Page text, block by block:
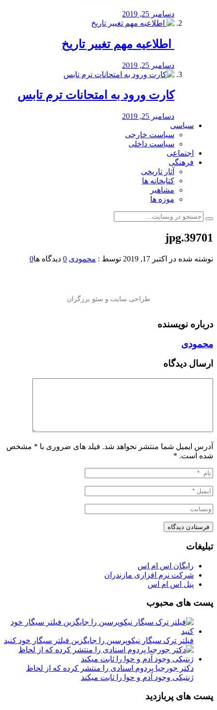
دسامبر 25, 2019
️ اطلاعیه مهم تغییر تاریخ
دسامبر 25, 2019
کارت ورود به امتحانات ترم تابس
دسامبر 25, 2019
سیاسی
سیاست خارجی
سیاست داخلی
اجتماعی
فرهنگی
آثار تاریخی
کتابخانه ها
مشاهیر
موزه ها
39701.jpg
نوشته شده در اکتبر 17, 2019 توسط : محمودی 0 دیدگاه ها0
درباره نویسنده
محمودی
ارسال دیدگاه
آدرس ایمیل شما منتشر نخواهد شد. فیلد های ضروری با * مشخص
شده است. *
تبلیغات
رایگان اس ام اس
شرکت نرم افزاری مازندران
پنل اس ام اس
پست های محبوب
فیلتر ترک سیگار نیکوپرسین را جایگزین فیلتر سیگار خود کنید
دکتر جورجیا پردوم اسنادی را منتشر کرده که از لحاظ
ژنتیکی وجود آدم و حوا را ثابت میکند
پست های پربازدید